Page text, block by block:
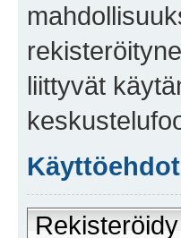
liittyvät
Käyttöehdot
Rekisteröidy